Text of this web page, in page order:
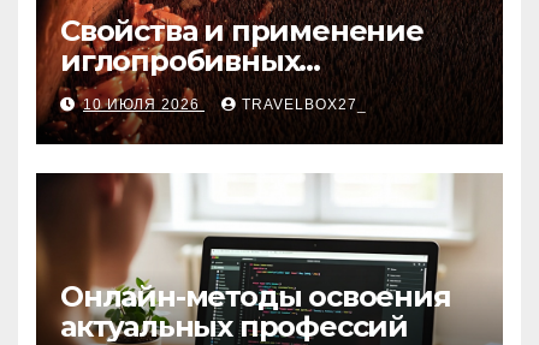
Свойства и применение
иглопробивных
базальтовых огнеупорных
матов
10 ИЮЛЯ 2026 TRAVELBOX27_
Онлайн-методы освоения
актуальных профессий